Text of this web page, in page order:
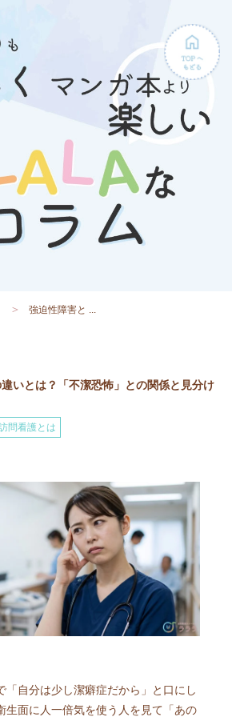
強迫性障害と ...
いとは？「不潔恐怖」との関係と見分け
問看護とは
「自分は少し潔癖症だから」と口にし
生面に人一倍気を使う人を見て「あの